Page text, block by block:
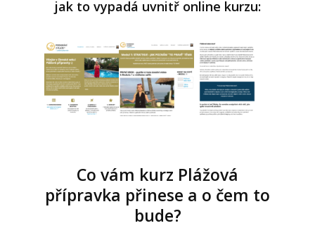
jak to vypadá uvnitř online kurzu:
Co vám kurz Plážová
přípravka přinese a o čem to
bude?